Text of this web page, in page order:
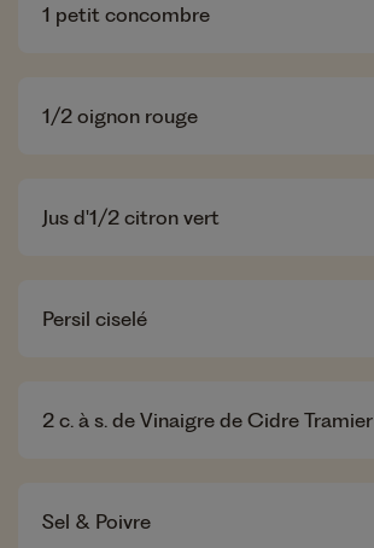
1 petit concombre
1/2 oignon rouge
Jus d'1/2 citron vert
Persil ciselé
2 c. à s. de Vinaigre de Cidre Tramier
Sel & Poivre